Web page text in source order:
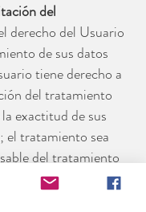
del
derecho del Usuario
de sus datos
tiene derecho a
del tratamiento
exactitud de sus
el tratamiento sea
del tratamiento
datos personales,